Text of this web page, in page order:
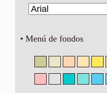
• Menú de fondos